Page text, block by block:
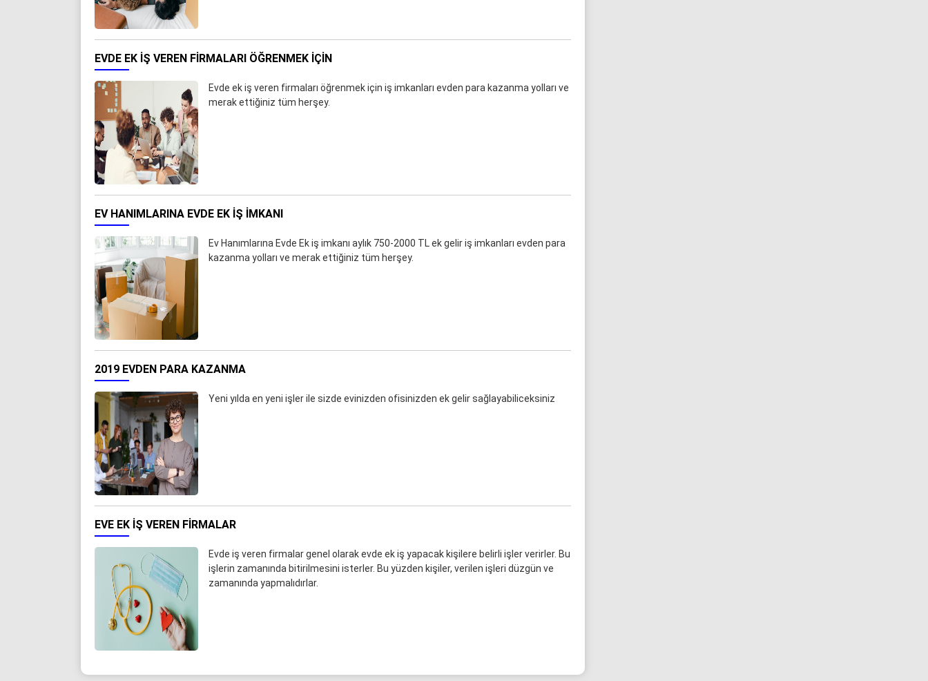
EVDE EK IŞ VEREN FIRMALARI ÖĞRENMEK IÇIN
Evde ek iş veren firmaları öğrenmek için iş imkanları evden para kazanma yolları ve
merak ettiğiniz tüm herşey.
EV HANIMLARINA EVDE EK IŞ IMKANI
Ev Hanımlarına Evde Ek iş imkanı aylık 750-2000 TL ek gelir iş imkanları evden para
kazanma yolları ve merak ettiğiniz tüm herşey.
2019 EVDEN PARA KAZANMA
Yeni yılda en yeni işler ile sizde evinizden ofisinizden ek gelir sağlayabiliceksiniz
EVE EK IŞ VEREN FIRMALAR
Evde iş veren firmalar genel olarak evde ek iş yapacak kişilere belirli işler verirler. Bu
işlerin zamanında bitirilmesini isterler. Bu yüzden kişiler, verilen işleri düzgün ve
zamanında yapmalıdırlar.